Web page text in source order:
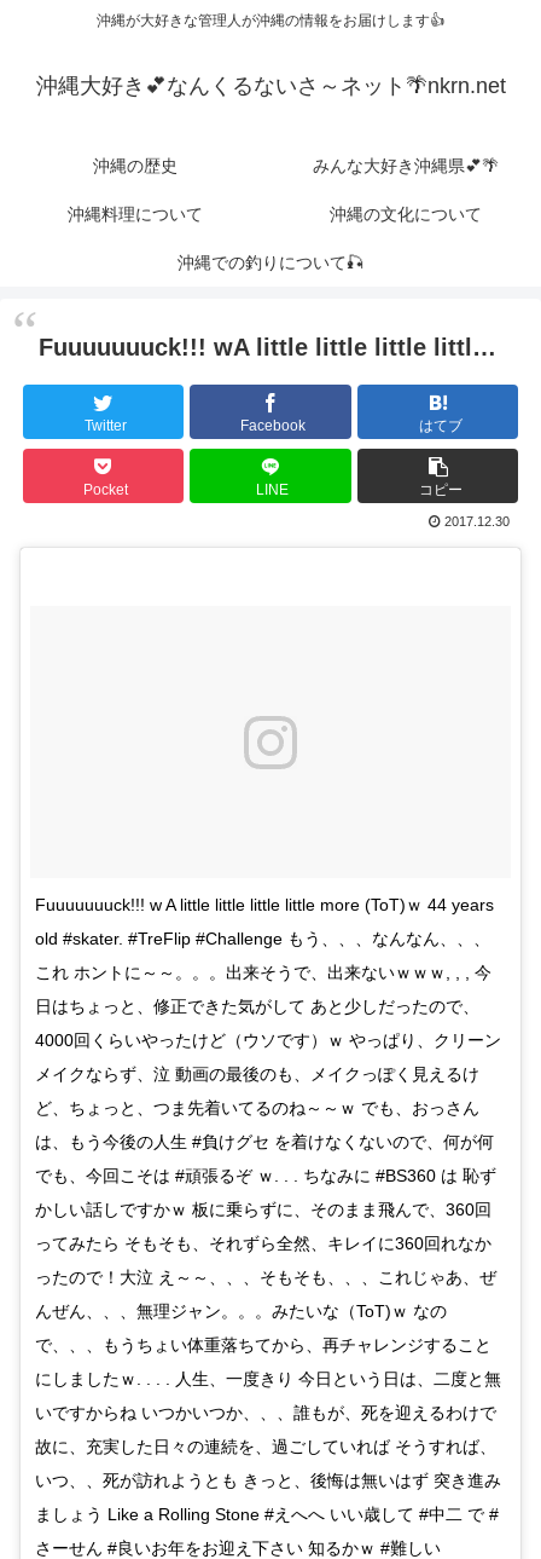
沖縄が大好きな管理人が沖縄の情報をお届けします👍
沖縄大好き💕なんくるないさ～ネット🌴nkrn.net
沖縄の歴史 みんな大好き沖縄県💕🌴
沖縄料理について 沖縄の文化について
沖縄での釣りについて🎣
Fuuuuuuuck!!! wA little little little littl…
Twitter Facebook はてブ
Pocket LINE コピー
2017.12.30
Fuuuuuuuck!!! w A little little little little more (ToT)ｗ 44 years
old #skater. #TreFlip #Challenge もう、、、なんなん、、、
これ ホントに～～。。。出来そうで、出来ないｗｗｗ, , , 今
日はちょっと、修正できた気がして あと少しだったので、
4000回くらいやったけど（ウソです）ｗ やっぱり、クリーン
メイクならず、泣 動画の最後のも、メイクっぽく見えるけ
ど、ちょっと、つま先着いてるのね～～ｗ でも、おっさん
は、もう今後の人生 #負けグセ を着けなくないので、何が何
でも、今回こそは #頑張るぞ ｗ. . . ちなみに #BS360 は 恥ず
かしい話しですかｗ 板に乗らずに、そのまま飛んで、360回
ってみたら そもそも、それずら全然、キレイに360回れなか
ったので！大泣 え～～、、、そもそも、、、これじゃあ、ぜ
んぜん、、、無理ジャン。。。みたいな（ToT)ｗ なの
で、、、もうちょい体重落ちてから、再チャレンジすること
にしましたｗ. . . . 人生、一度きり 今日という日は、二度と無
いですからね いつかいつか、、、誰もが、死を迎えるわけで
故に、充実した日々の連続を、過ごしていれば そうすれば、
いつ、、死が訪れようとも きっと、後悔は無いはず 突き進み
ましょう Like a Rolling Stone #えへへ いい歳して #中二 で #
さーせん #良いお年をお迎え下さい 知るかｗ #難しい